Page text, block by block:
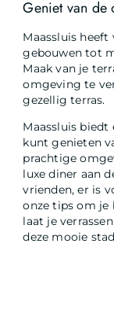
Geniet van de
Maassluis heeft
gebouwen tot
Maak van je
omgeving te
gezellig terras.
Maassluis biedt
kunt genieten
prachtige
luxe diner aan
vrienden, er is
onze tips om je
laat je
deze mooie